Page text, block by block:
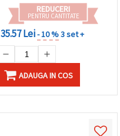
REDUCERI
PENTRU CANTITATE
35.57 Lei- 10 %3 set +
ADAUGA IN COS